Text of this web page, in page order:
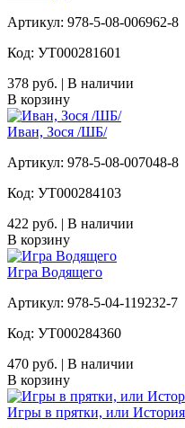
Артикул: 978-5-08-006962-8
Код: УТ000281601
378 руб. | В наличии
В корзину
Иван, Зося /ШБ/
Артикул: 978-5-08-007048-8
Код: УТ000284103
422 руб. | В наличии
В корзину
Игра Водящего
Артикул: 978-5-04-119232-7
Код: УТ000284360
470 руб. | В наличии
В корзину
Игры в прятки, или